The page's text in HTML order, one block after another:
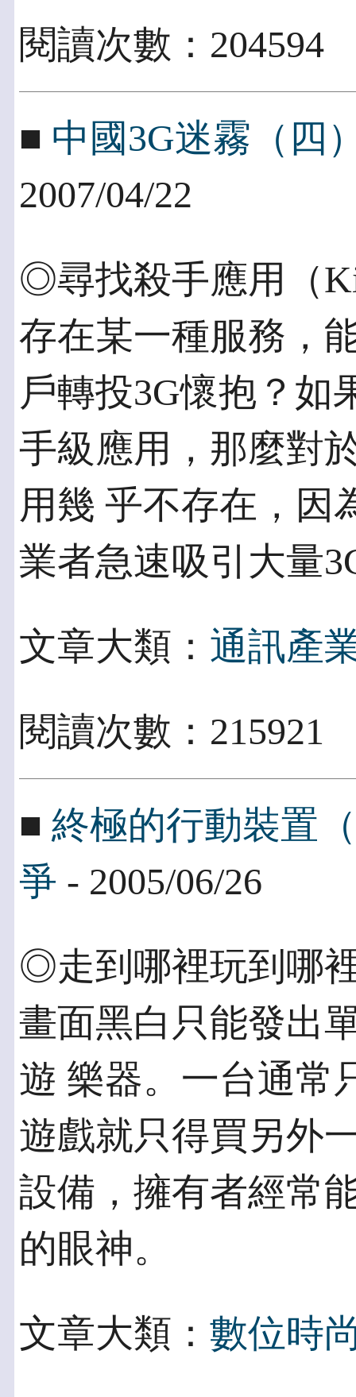
閱讀次數：
■ 中國3G迷霧（四
2007/04/22
◎尋找殺手應用（
存在某一種服務，
戶轉投3G懷抱？如
手級應用，那麼對
用幾 乎不存在，因
業者急速吸引大量
文章大類： 通訊產
閱讀次數：
■ 終極的行動裝置
爭 - 2005/06/26
◎走到哪裡玩到哪
畫面黑白只能發出
遊 樂器。一台通常
遊戲就只得買另外
設備，擁有者經常
的眼神。
文章大類： 數位時